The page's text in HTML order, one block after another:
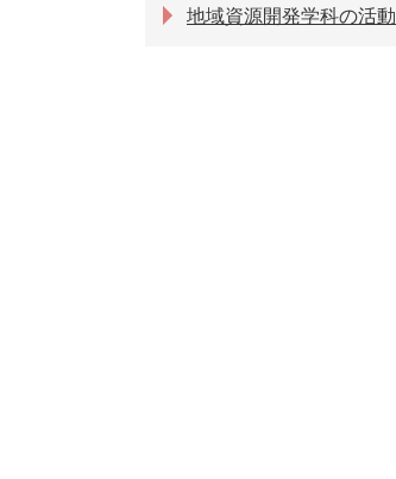
地域資源開発学科の活動